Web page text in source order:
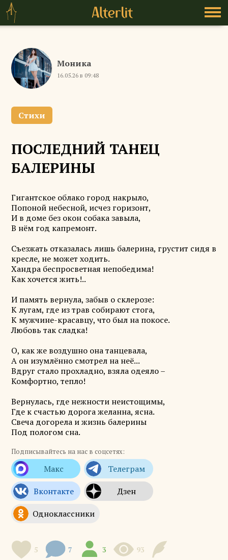
Моника
16.05.26 в 09:48
Стихи
ПОСЛЕДНИЙ ТАНЕЦ
БАЛЕРИНЫ
Гигантское облако город накрыло,
Попоной небесной, исчез горизонт,
И в доме без окон собака завыла,
В нём год капремонт.
Съезжать отказалась лишь балерина, грустит сидя в
кресле, не может ходить.
Хандра беспросветная непобедима!
Как хочется жить!..
И память вернула, забыв о склерозе:
К лугам, где из трав собирают стога,
К мужчине-красавцу, что был на покосе.
Любовь так сладка!
О, как же воздушно она танцевала,
А он изумлённо смотрел на неё...
Вдруг стало прохладно, взяла одеяло –
Комфортно, тепло!
Вернулась, где нежности неистощимы,
Где к счастью дорога желанна, ясна.
Свеча догорела и жизнь балерины
Под пологом сна.
Подписывайтесь на нас в соцсетях:
5 7 3 93